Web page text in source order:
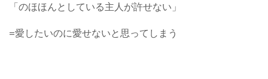
「のほほんとしている主人が許せない」
=愛したいのに愛せないと思ってしまう